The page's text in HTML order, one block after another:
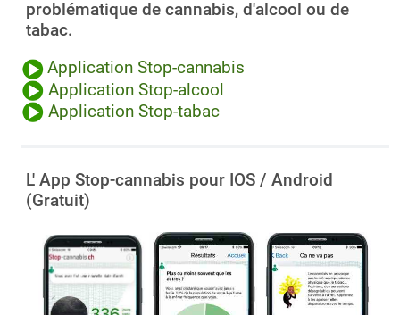
problématique de cannabis, d'alcool ou de
tabac.
Application Stop-cannabis
Application Stop-alcool
Application Stop-tabac
L' App Stop-cannabis pour IOS / Android
(Gratuit)